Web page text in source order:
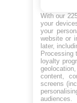
With our
your
your
website or
later,
Processing
loyalty
content,
screens
audiences.